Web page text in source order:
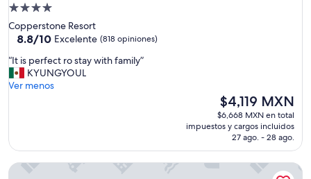
Propiedad
de
4.0
Copperstone Resort
8.8
10,
Excelente,
(818
8.8/10 Excelente (818 opiniones)
“
I
t
r
e
“It is perfect ro stay with family”
KYUNGYOUL
Ver menos
El
precio
actual
de
$4,119 MXN
$4,119 MXN
$6,668 MXN en total
impuestos y cargos incluidos
27 ago. - 28 ago.
Golden Ridge Collection